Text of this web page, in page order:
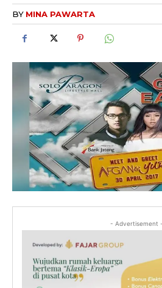
BY MINA PAWARTA
- Advertisement -